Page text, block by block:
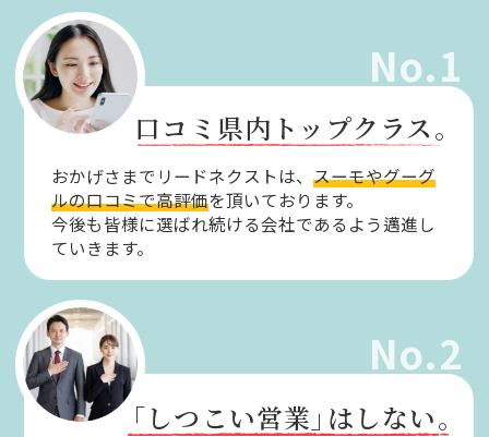
No.1
口コミ県内トップクラス。
おかげさまでリードネクストは、スーモやグーグ
ルの口コミで高評価を頂いております。
今後も皆様に選ばれ続ける会社であるよう邁進し
ていきます。
No.2
「しつこい営業」はしない。